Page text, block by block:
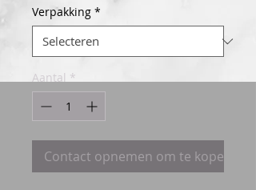
Verpakking *
Aantal *
Contact opnemen om te kopen